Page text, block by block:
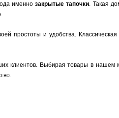
именнозакрытые тапочки. Такая
простоты и удобства.
клиентов. Выбирая товары в нашем